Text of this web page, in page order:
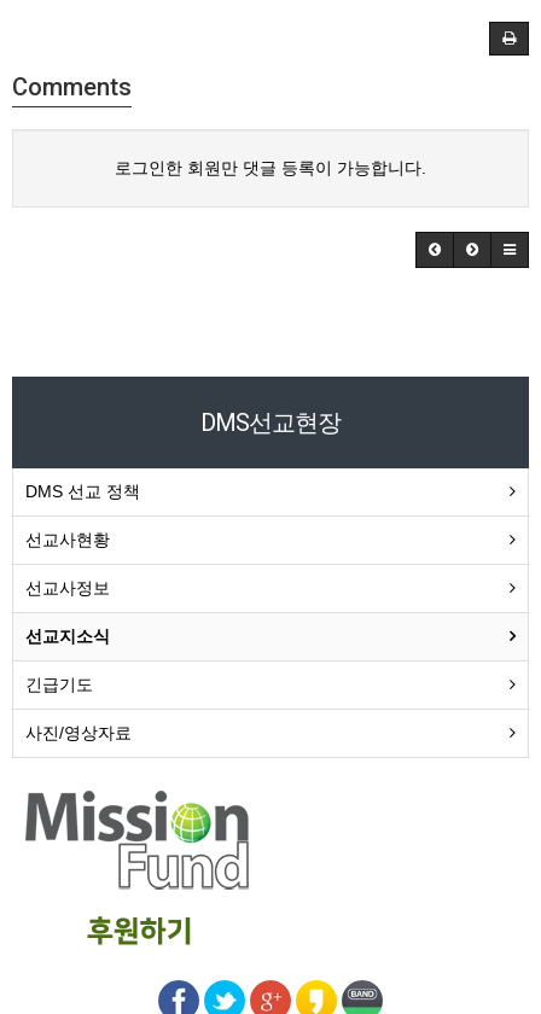
Comments
로그인한 회원만 댓글 등록이 가능합니다.
DMS선교현장
DMS 선교 정책
선교사현황
선교사정보
선교지소식
긴급기도
사진/영상자료